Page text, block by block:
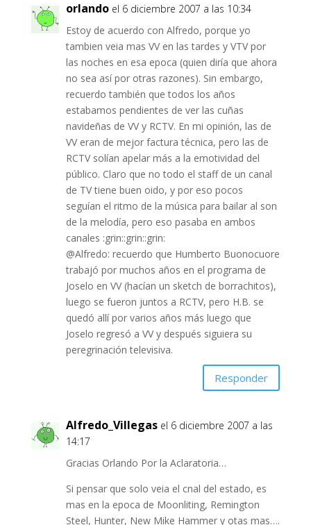
orlando el 6 diciembre 2007 a las 10:34
Estoy de acuerdo con Alfredo, porque yo
tambien veia mas VV en las tardes y VTV por
las noches en esa epoca (quien diría que ahora
no sea así por otras razones). Sin embargo,
recuerdo también que todos los años
estabamos pendientes de ver las cuñas
navideñas de VV y RCTV. En mi opinión, las de
VV eran de mejor factura técnica, pero las de
RCTV solían apelar más a la emotividad del
público. Claro que no todo el staff de un canal
de TV tiene buen oido, y por eso pocos
seguían el ritmo de la música para bailar al son
de la melodía, pero eso pasaba en ambos
canales :grin::grin::grin:
@Alfredo: recuerdo que Humberto Buonocuore
trabajó por muchos años en el programa de
Joselo en VV (hacían un sketch de borrachitos),
luego se fueron juntos a RCTV, pero H.B. se
quedó allí por varios años más luego que
Joselo regresó a VV y después siguiera su
peregrinación televisiva.
Responder
Alfredo_Villegas el 6 diciembre 2007 a las
14:17
Gracias Orlando Por la Aclaratoria…
Si pensar que solo veia el cnal del estado, es
mas en la epoca de Moonliting, Remington
Steel, Hunter, New Mike Hammer y otas mas….